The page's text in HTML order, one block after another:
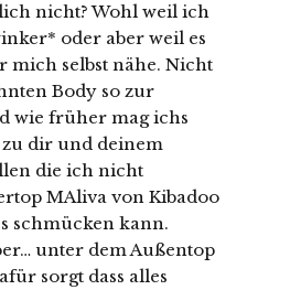
nicht? Wohl weil ich
oder aber weil es
mich selbst nähe. Nicht
Body so zur
wie früher mag ichs
zu dir und deinem
die ich nicht
MAliva von Kibadoo
schmücken kann.
unter dem Außentop
sorgt dass alles